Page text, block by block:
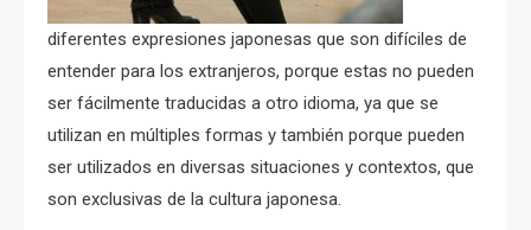
diferentes expresiones japonesas que son difíciles de
entender para los extranjeros, porque estas no pueden
ser fácilmente traducidas a otro idioma, ya que se
utilizan en múltiples formas y también porque pueden
ser utilizados en diversas situaciones y contextos, que
son exclusivas de la cultura japonesa.